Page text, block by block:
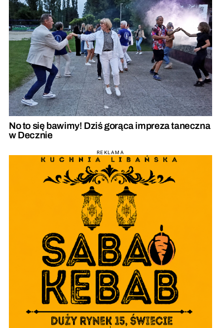
No to się bawimy! Dziś gorąca impreza taneczna
w Decznie
REKLAMA